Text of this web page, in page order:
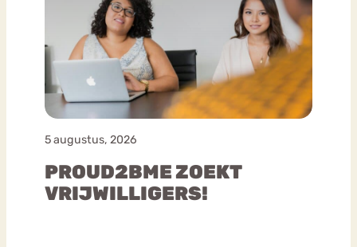
5 augustus, 2026
PROUD2BME ZOEKT
VRIJWILLIGERS!